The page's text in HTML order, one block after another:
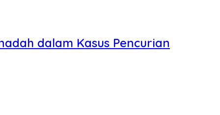
dalam Kasus Pencurian